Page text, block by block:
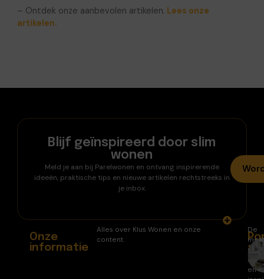
– Ontdek onze aanbevolen artikelen. Lees onze
artikelen.
Blijf geïnspireerd door slim
wonen
Meld je aan bij Parelwonen en ontvang inspirerende
ideeën, praktische tips en nieuwe artikelen rechtstreeks in
je inbox.
Onze
informatie
Alles over Klus Wonen en onze
content.
De
en